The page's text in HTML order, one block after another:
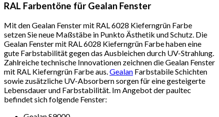
RAL Farbentöne für Gealan Fenster
Mit den Gealan Fenster mit RAL 6028 Kieferngrün Farbe
setzen Sie neue Maßstäbe in Punkto Ästhetik und Schutz. Die
Gealan Fenster mit RAL 6028 Kieferngrün Farbe haben eine
gute Farbstabilität gegen das Ausbleichen durch UV-Strahlung.
Zahlreiche technische Innovationen zeichnen die Gealan Fenster
mit RAL Kieferngrün Farbe aus.Gealan Farbstabile Schichten
sowie zusätzliche UV-Absorbern sorgen für eine gesteigerte
Lebensdauer und Farbstabilität. Im Angebot der paultec
befindet sich folgende Fenster: